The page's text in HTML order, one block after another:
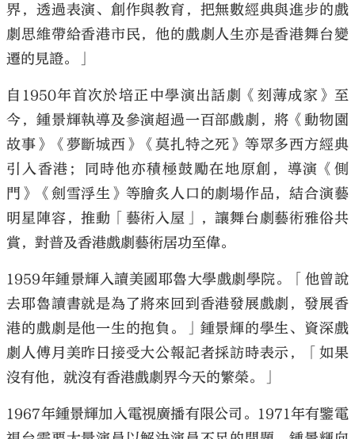
界，透過表演、創作與教育，把無數經典與進步的戲
劇思維帶給香港市民，他的戲劇人生亦是香港舞台變
遷的見證。」
自1950年首次於培正中學演出話劇《刻薄成家》至
今，鍾景輝執導及參演超過一百部戲劇，將《動物園
故事》《夢斷城西》《莫扎特之死》等眾多西方經典
引入香港；同時他亦積極鼓勵在地原創，導演《側
門》《劍雪浮生》等膾炙人口的劇場作品，結合演藝
明星陣容，推動「藝術入屋」，讓舞台劇藝術雅俗共
賞，對普及香港戲劇藝術居功至偉。
1959年鍾景輝入讀美國耶魯大學戲劇學院。「他曾說
去耶魯讀書就是為了將來回到香港發展戲劇，發展香
港的戲劇是他一生的抱負。」鍾景輝的學生、資深戲
劇人傅月美昨日接受大公報記者採訪時表示，「如果
沒有他，就沒有香港戲劇界今天的繁榮。」
1967年鍾景輝加入電視廣播有限公司。1971年有鑒電